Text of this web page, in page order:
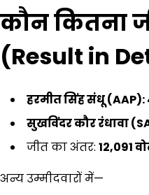
कौन कितना
(Result in
हरमीत सिंह संधू (AAP):
सुखविंदर कौर रंधावा (
जीत का अंतर: 12,091
अन्य उम्मीदवारों में—